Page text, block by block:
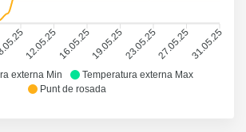
externa Min
Temperatura externa Max
Punt de rosada
12.05.2516.05.2519.05.2523.05.2527.05.2531.05.25